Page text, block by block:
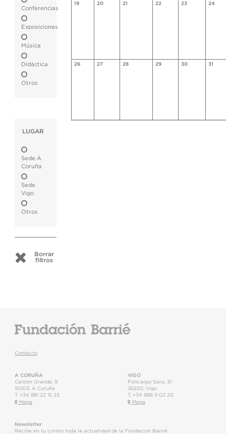
Conferencias
Exposiciones
Música
Didáctica
Otros
LUGAR
Sede A
Coruña
Sede
Vigo
Otros
Borrar
filtros
19 20 21 22 23 24
26 27 28 29 30 31
Contacto
A CORUÑA
Cantón Grande, 9
15003
A Coruña
T. +34 981 22 15 25
Mapa
VIGO
Policarpo Sanz, 31
36202 Vigo
T. +34 986 11 02 20
Mapa
Newsletter
Recibe en tu correo toda la actualidad de la Fundación Barrié